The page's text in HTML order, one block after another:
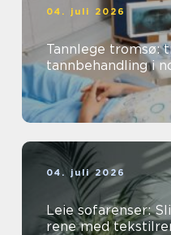
04. juli 2026
Tannlege tromsø:
tannbehandling i
04. juli 2026
Leie sofarenser:
rene med